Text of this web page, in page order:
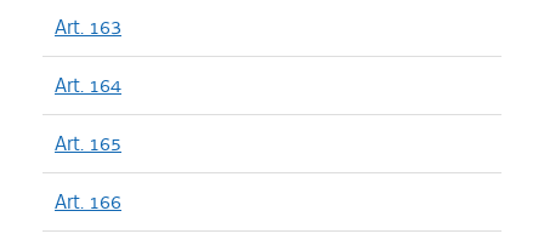
Art. 163
Art. 164
Art. 165
Art. 166